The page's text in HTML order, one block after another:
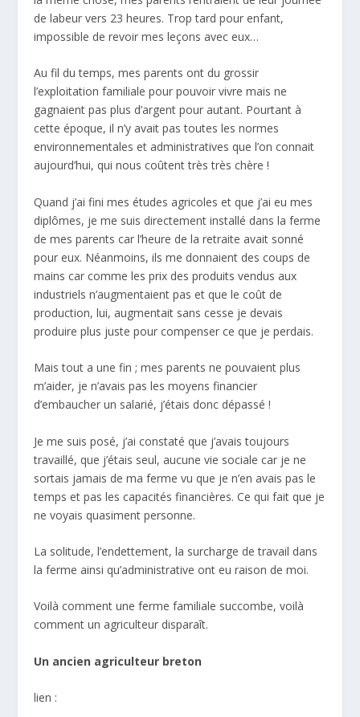
de labeur vers 23 heures. Trop tard pour enfant,
impossible de revoir mes leçons avec eux…
Au fil du temps, mes parents ont du grossir
l’exploitation familiale pour pouvoir vivre mais ne
gagnaient pas plus d’argent pour autant. Pourtant à
cette époque, il n’y avait pas toutes les normes
environnementales et administratives que l’on connait
aujourd’hui, qui nous coûtent très très chère !
Quand j’ai fini mes études agricoles et que j’ai eu mes
diplômes, je me suis directement installé dans la ferme
de mes parents car l’heure de la retraite avait sonné
pour eux. Néanmoins, ils me donnaient des coups de
mains car comme les prix des produits vendus aux
industriels n’augmentaient pas et que le coût de
production, lui, augmentait sans cesse je devais
produire plus juste pour compenser ce que je perdais.
Mais tout a une fin ; mes parents ne pouvaient plus
m’aider, je n’avais pas les moyens financier
d’embaucher un salarié, j’étais donc dépassé !
Je me suis posé, j’ai constaté que j’avais toujours
travaillé, que j’étais seul, aucune vie sociale car je ne
sortais jamais de ma ferme vu que je n’en avais pas le
temps et pas les capacités financières. Ce qui fait que je
ne voyais quasiment personne.
La solitude, l’endettement, la surcharge de travail dans
la ferme ainsi qu’administrative ont eu raison de moi.
Voilà comment une ferme familiale succombe, voilà
comment un agriculteur disparaît.
Un ancien agriculteur breton
lien :